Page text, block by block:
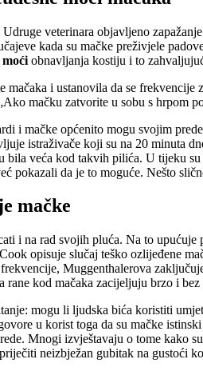
veterinara objavljeno
kada su mačke preživjele
moći obnavljanja kostiju i to
mačaka i ustanovila da se
mačku zatvorite u sobu s hrpom
i mačke općenito mogu svojim
istraživače koji su na 20 minuta
bila veća kod takvih pilića. U tijeku
pokazali da je to moguće. Nešto
mačke
i na rad svojih pluća. Na to
opisuje slučaj teško ozlijeđene
Muggenthalerova
rane kod mačaka zacijeljuju brzo i
mogu li ljudska bića koristiti
u korist toga da su mačke
Mnogi izvještavaju o tome kako
neizbježan gubitak na gustoći